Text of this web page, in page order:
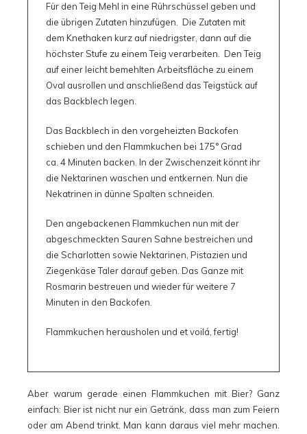
Für den Teig Mehl in eine Rührschüssel geben und
die übrigen Zutaten hinzufügen. Die Zutaten mit
dem Knethaken kurz auf niedrigster, dann auf die
höchster Stufe zu einem Teig verarbeiten. Den Teig
auf einer leicht bemehlten Arbeitsfläche zu einem
Oval ausrollen und anschließend das Teigstück auf
das Backblech legen.
Das Backblech in den vorgeheizten Backofen
schieben und den Flammkuchen bei 175° Grad
ca. 4 Minuten backen. In der Zwischenzeit könnt ihr
die Nektarinen waschen und entkernen. Nun die
Nekatrinen in dünne Spalten schneiden.
Den angebackenen Flammkuchen nun mit der
abgeschmeckten Sauren Sahne bestreichen und
die Scharlotten sowie Nektarinen, Pistazien und
Ziegenkäse Taler darauf geben. Das Ganze mit
Rosmarin bestreuen und wieder für weitere 7
Minuten in den Backofen.
Flammkuchen herausholen und et voilá, fertig!
Aber warum gerade einen Flammkuchen mit Bier? Ganz
einfach: Bier ist nicht nur ein Getränk, dass man zum Feiern
oder am Abend trinkt. Man kann daraus viel mehr machen.